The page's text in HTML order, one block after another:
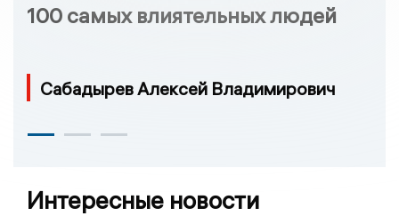
100 самых влиятельных людей
Сабадырев Алексей Владимирович
Интересные новости